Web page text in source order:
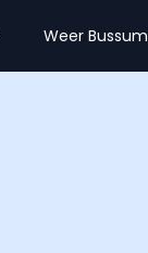
Weer Bussum